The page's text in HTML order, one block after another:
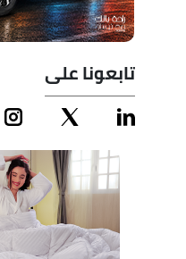
تابعونا على